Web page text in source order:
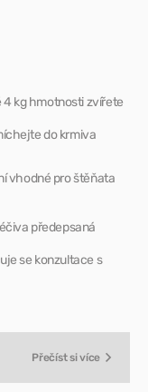
4 kg hmotnosti zvířete
do krmiva
vhodné pro štěňata
předepsaná
se konzultace s
Přečíst si více